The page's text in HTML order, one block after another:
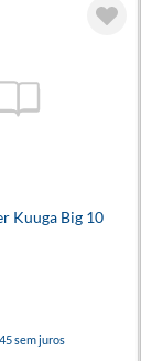
Kuuga Big 10
sem juros